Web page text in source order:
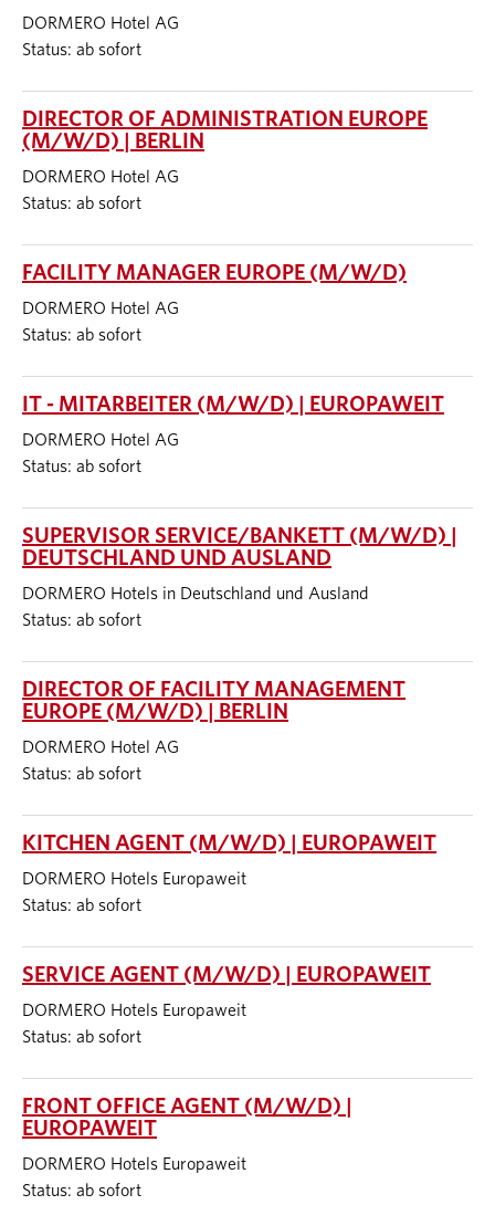
DORMERO Hotel AG
Status: ab sofort
DIRECTOR OF ADMINISTRATION EUROPE
(M/W/D) | BERLIN
DORMERO Hotel AG
Status: ab sofort
FACILITY MANAGER EUROPE (M/W/D)
DORMERO Hotel AG
Status: ab sofort
IT - MITARBEITER (M/W/D) | EUROPAWEIT
DORMERO Hotel AG
Status: ab sofort
SUPERVISOR SERVICE/BANKETT (M/W/D) |
DEUTSCHLAND UND AUSLAND
DORMERO Hotels in Deutschland und Ausland
Status: ab sofort
DIRECTOR OF FACILITY MANAGEMENT
EUROPE (M/W/D) | BERLIN
DORMERO Hotel AG
Status: ab sofort
KITCHEN AGENT (M/W/D) | EUROPAWEIT
DORMERO Hotels Europaweit
Status: ab sofort
SERVICE AGENT (M/W/D) | EUROPAWEIT
DORMERO Hotels Europaweit
Status: ab sofort
FRONT OFFICE AGENT (M/W/D) |
EUROPAWEIT
DORMERO Hotels Europaweit
Status: ab sofort